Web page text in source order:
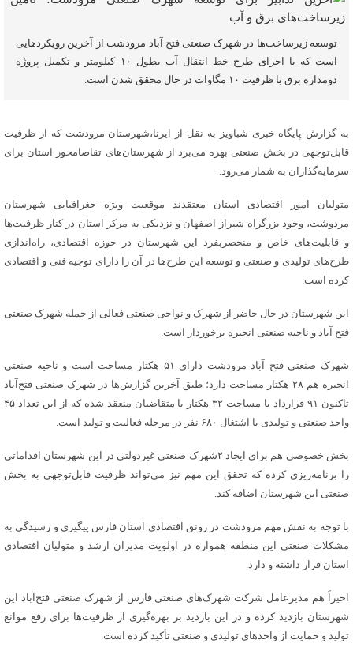
توسعه زیرساخت‌ها در شهرک صنعتی فتح آباد مرودشت از آخرین رویکردهایی
است که با اجرای طرح خط انتقال آب بطول ۱۰ کیلومتر و تکمیل پروژه
دومداره برق با ظرفیت ۱۰ مگاوات در حال محقق شدن است.
به گزارش پایگاه خبری شباویز به نقل از ایرنا،شهرستان مرودشت که از ظرفیت
قابل‌توجهی در بخش صنعتی بهره می‌برد از شهرستان‌های تقاضامحور استان برای
سرمایه‌گذاران به شمار می‌رود.
متولیان امور اقتصادی استان معتقدند موقعیت ویژه جغرافیایی شهرستان
مردوشت، وجود بزرگراه شیراز-اصفهان و نزدیکی به مرکز استان در کنار ظرفیت‌ها
و قابلیت‌های خاص و منحصربفرد این شهرستان در حوزه اقتصادی، راه‌اندازی
طرح‌های تولیدی و صنعتی و توسعه این طرح‌ها در آن را دارای توجیه فنی و اقتصادی
کرده است.
این شهرستان در حال حاضر از شهرک و نواحی صنعتی فعالی از جمله شهرک صنعتی
فتح آباد و ناحیه صنعتی انجیره برخوردار است.
شهرک صنعتی فتح آباد مرودشت دارای ۵۱ هکتار مساحت است و ناحیه صنعتی
انجیره هم ۲۸ هکتار مساحت دارد؛ طبق آخرین گزارش‌ها در شهرک صنعتی فتح‌آباد
تاکنون ۹۱ قرارداد با مساحت ۳۲ هکتار با متقاضیان منعقد شده که از این تعداد ۴۵
واحد صنعتی و تولیدی با اشتغال ۶۸۰ نفر در مرحله فعالیت و تولید است.
بخش خصوصی هم برای ایجاد ۲شهرک صنعتی غیردولتی در این شهرستان اقداماتی
را برنامه‌ریزی کرده که تحقق این مهم نیز می‌تواند ظرفیت قابل‌توجهی به بخش
صنعتی این شهرستان اضافه کند.
با توجه به نقش مهم مرودشت در رونق اقتصادی استان فارس پیگیری و رسیدگی به
مشکلات صنعتی این منطقه همواره در اولویت مدیران ارشد و متولیان اقتصادی
استان قرار داشته و دارد.
اخیراً هم مدیرعامل شرکت شهرک‌های صنعتی فارس از شهرک صنعتی فتح‌آباد این
شهرستان بازدید کرده و در این بازدید بر بهره‌گیری از ظرفیت‌ها برای رفع موانع
تولید و حمایت از واحدهای تولیدی و صنعتی تأکید کرده است.